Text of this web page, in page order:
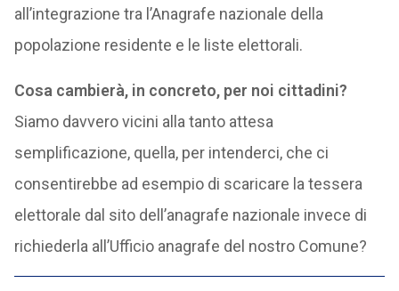
all’integrazione tra l’Anagrafe nazionale della
popolazione residente e le liste elettorali.
Cosa cambierà, in concreto, per noi cittadini?
Siamo davvero vicini alla tanto attesa
semplificazione, quella, per intenderci, che ci
consentirebbe ad esempio di scaricare la tessera
elettorale dal sito dell’anagrafe nazionale invece di
richiederla all’Ufficio anagrafe del nostro Comune?